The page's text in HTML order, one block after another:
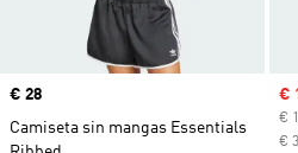
Precio
€ 28
Camiseta sin mangas Essentials
€
€
€